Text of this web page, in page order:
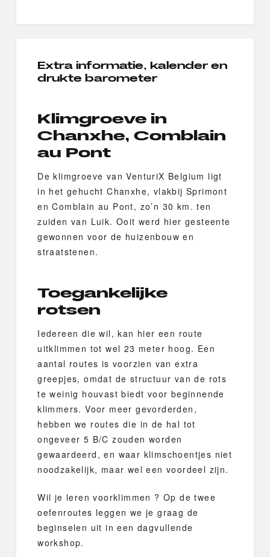
Extra informatie, kalender en
drukte barometer
Klimgroeve in
Chanxhe, Comblain
au Pont
De klimgroeve van VenturiX Belgium ligt
in het gehucht Chanxhe, vlakbij Sprimont
en Comblain au Pont, zo’n 30 km. ten
zuiden van Luik. Ooit werd hier gesteente
gewonnen voor de huizenbouw en
straatstenen.
Toegankelijke
rotsen
Iedereen die wil, kan hier een route
uitklimmen tot wel 23 meter hoog. Een
aantal routes is voorzien van extra
greepjes, omdat de structuur van de rots
te weinig houvast biedt voor beginnende
klimmers. Voor meer gevorderden,
hebben we routes die in de hal tot
ongeveer 5 B/C zouden worden
gewaardeerd, en waar klimschoentjes niet
noodzakelijk, maar wel een voordeel zijn.
Wil je leren voorklimmen ? Op de twee
oefenroutes leggen we je graag de
beginselen uit in een dagvullende
workshop.